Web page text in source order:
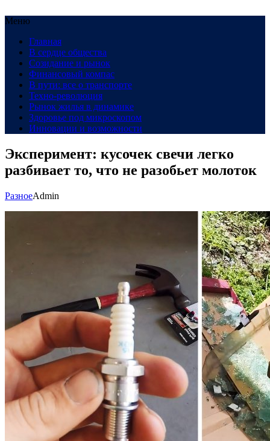
Меню
Главная
В сердце общества
Созидание и рынок
Финансовый компас
В пути: все о транспорте
Техно-революция
Рынок жилья в динамике
Здоровье под микроскопом
Инновации и возможности
Эксперимент: кусочек свечи легко
разбивает то, что не разобьет молоток
РазноеAdmin